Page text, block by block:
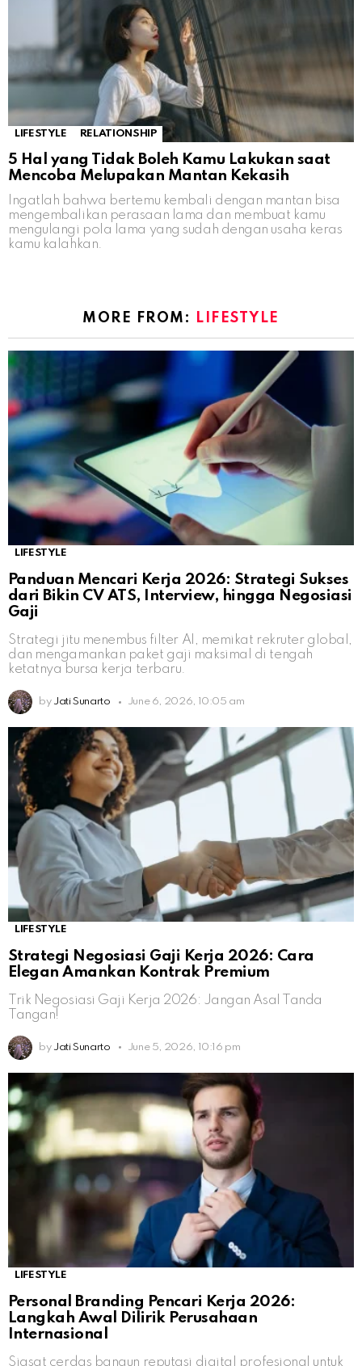
LIFESTYLE RELATIONSHIP
5 Hal yang Tidak Boleh Kamu Lakukan saat
Mencoba Melupakan Mantan Kekasih
Ingatlah bahwa bertemu kembali dengan mantan bisa
mengembalikan perasaan lama dan membuat kamu
mengulangi pola lama yang sudah dengan usaha keras
kamu kalahkan.
MORE FROM: LIFESTYLE
LIFESTYLE
Panduan Mencari Kerja 2026: Strategi Sukses
dari Bikin CV ATS, Interview, hingga Negosiasi
Gaji
Strategi jitu menembus filter AI, memikat rekruter global,
dan mengamankan paket gaji maksimal di tengah
ketatnya bursa kerja terbaru.
by Jati Sunarto June 6, 2026, 10:05 am
LIFESTYLE
Strategi Negosiasi Gaji Kerja 2026: Cara
Elegan Amankan Kontrak Premium
Trik Negosiasi Gaji Kerja 2026: Jangan Asal Tanda
Tangan!
by Jati Sunarto June 5, 2026, 10:16 pm
LIFESTYLE
Personal Branding Pencari Kerja 2026:
Langkah Awal Dilirik Perusahaan
Internasional
Siasat cerdas bangun reputasi digital profesional untuk